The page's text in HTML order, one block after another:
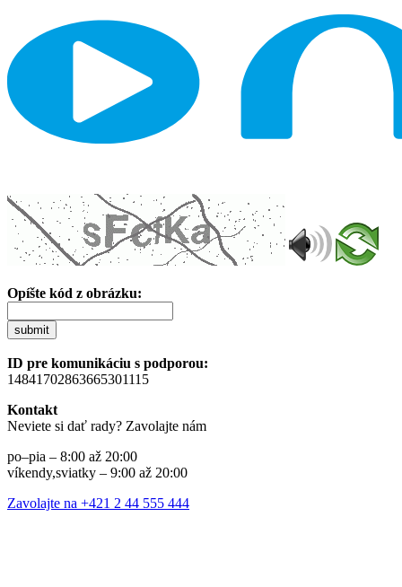
Opíšte kód z obrázku:
submit
ID pre komunikáciu s podporou:
14841702863665301115
Kontakt
Neviete si dať rady? Zavolajte nám
po–pia – 8:00 až 20:00
víkendy,sviatky – 9:00 až 20:00
Zavolajte na +421 2 44 555 444